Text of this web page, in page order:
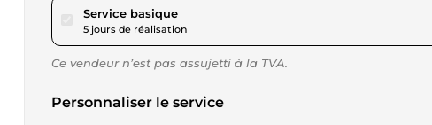
Service basiquepour 28,81 $US
5 jours de réalisation
Ce vendeur n’est pas assujetti à la TVA.
Personnaliser le service